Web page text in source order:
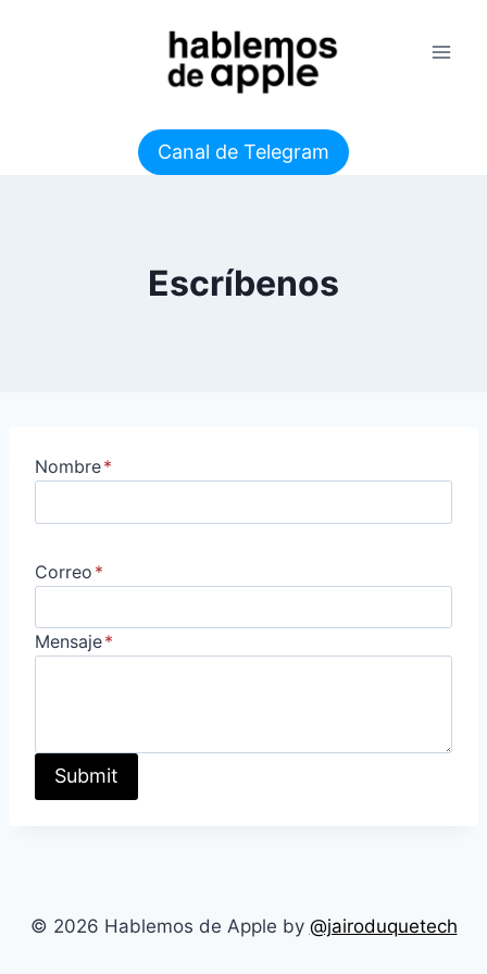
Canal de Telegram
Escríbenos
Nombre*
Correo *
Mensaje*
Submit
© 2026 Hablemos de Apple by @jairoduquetech